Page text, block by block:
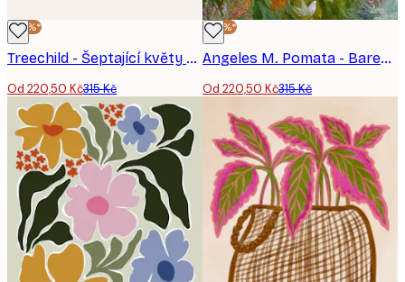
-30%*
Treechild - Šeptající květy Plakát
Od 220,50 Kč315 Kč
-30%*
Angeles M. Pomata - Barevná louka plná divokých květin Plakát
Od 220,50 Kč315 Kč